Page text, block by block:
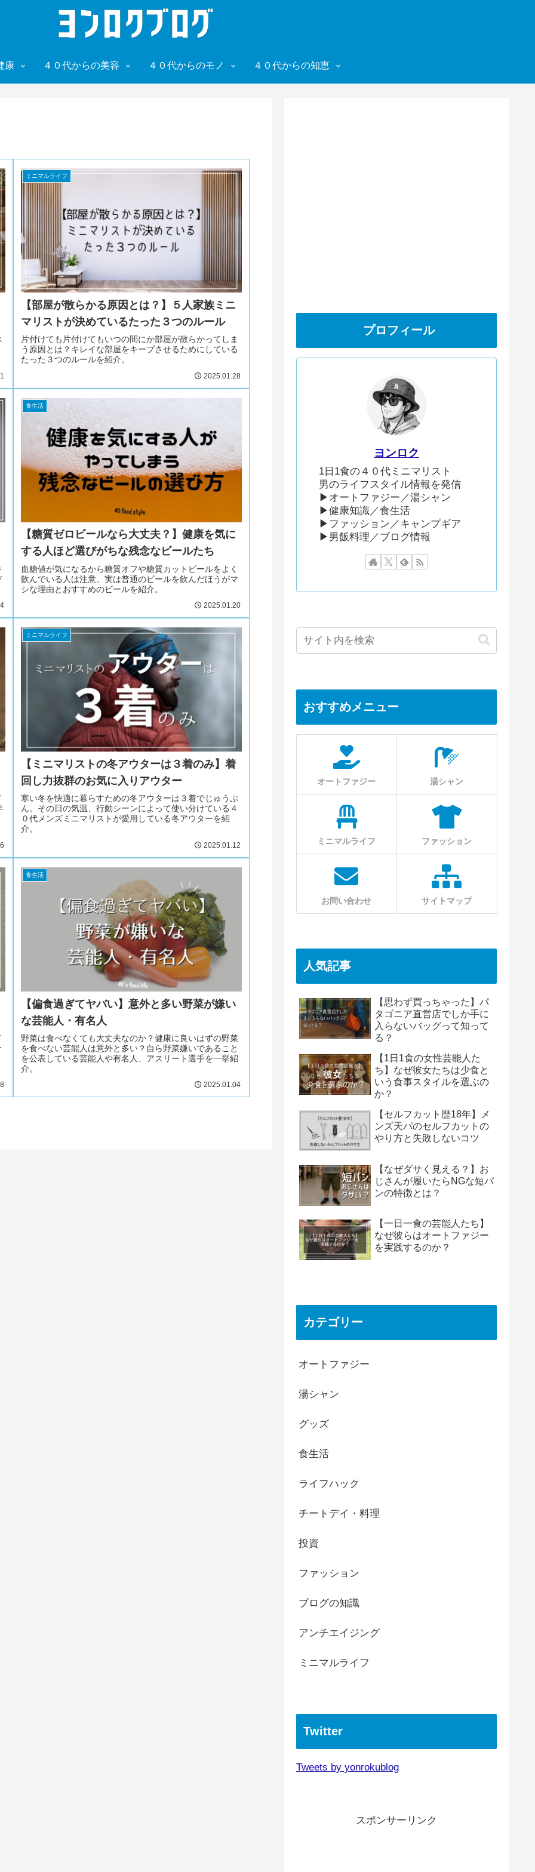
康 ４０代からの美容 ４０代からのモノ ４０代からの知恵
ミニマルライフ
【部屋が散らかる原因とは？】５人家族ミニ
マリストが決めているたった３つのルール
片付けても片付けてもいつの間にか部屋が散らかってしま
う原因とは？キレイな部屋をキープさせるためにしている
たった３つのルールを紹介。
2025.01.28
食生活
【糖質ゼロビールなら大丈夫？】健康を気に
する人ほど選びがちな残念なビールたち
血糖値が気になるから糖質オフや糖質カットビールをよく
飲んでいる人は注意。実は普通のビールを飲んだほうがマ
シな理由とおすすめのビールを紹介。
2025.01.20
ミニマルライフ
【ミニマリストの冬アウターは３着のみ】着
回し力抜群のお気に入りアウター
寒い冬を快適に暮らすための冬アウターは３着でじゅうぶ
ん。その日の気温、行動シーンによって使い分けている４
０代メンズミニマリストが愛用している冬アウターを紹
介。
2025.01.12
食生活
【偏食過ぎてヤバい】意外と多い野菜が嫌い
な芸能人・有名人
野菜は食べなくても大丈夫なのか？健康に良いはずの野菜
を食べない芸能人は意外と多い？自ら野菜嫌いであること
を公表している芸能人や有名人、アスリート選手を一挙紹
介。
2025.01.04
プロフィール
ヨンロク
1日1食の４０代ミニマリスト
男のライフスタイル情報を発信
▶︎オートファジー／湯シャン
▶︎健康知識／食生活
▶︎ファッション／キャンプギア
▶︎男飯料理／ブログ情報
おすすめメニュー
オートファジー 湯シャン
ミニマルライフ ファッション
お問い合わせ サイトマップ
人気記事
【思わず買っちゃった】パ
タゴニア直営店でしか手に
入らないバッグって知って
る？
【1日1食の女性芸能人た
ち】なぜ彼女たちは少食と
いう食事スタイルを選ぶの
か？
【セルフカット歴18年】メ
ンズ天パのセルフカットの
やり方と失敗しないコツ
【なぜダサく見える？】お
じさんが履いたらNGな短パ
ンの特徴とは？
【一日一食の芸能人たち】
なぜ彼らはオートファジー
を実践するのか？
カテゴリー
オートファジー
湯シャン
グッズ
食生活
ライフハック
チートデイ・料理
投資
ファッション
ブログの知識
アンチエイジング
ミニマルライフ
Twitter
Tweets by yonrokublog
スポンサーリンク